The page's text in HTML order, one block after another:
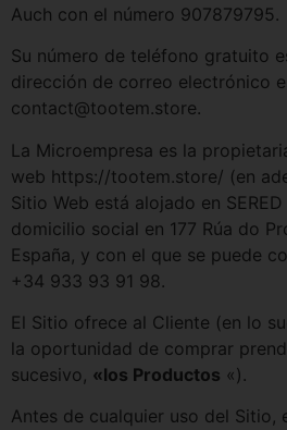
Auch con el número 907879795.
Su número de teléfono gratuito
dirección de correo electrónico
contact@tootem.store.
La Microempresa es la
web https://tootem.store/ (en
Sitio Web está alojado en SERED
domicilio social en 177 Rúa do
España, y con el que se puede
+34 933 93 91 98.
El Sitio ofrece al Cliente (en lo
la oportunidad de comprar
sucesivo, «los Productos «).
Antes de cualquier uso del Sitio,